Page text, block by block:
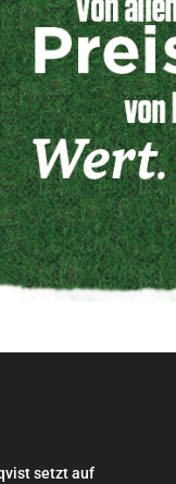
setzt auf